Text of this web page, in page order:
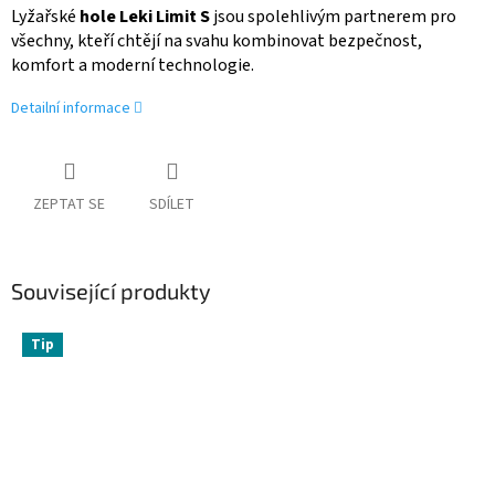
Lyžařské hole Leki Limit Sjsou spolehlivým partnerem pro
všechny, kteří chtějí na svahu kombinovat bezpečnost,
komfort a moderní technologie.
Detailní informace
ZEPTAT SE SDÍLET
Související produkty
Tip